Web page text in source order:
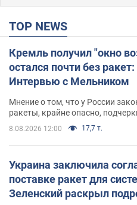
TOP NEWS
Кремль получил "окно
остался почти без
Интервью с Мельником
Мнение о том, что у России
ракеты, крайне опасно,
8.08.2026 12:00 17,7 т.
Украина заключила
поставке ракет для
Зеленский раскрыл